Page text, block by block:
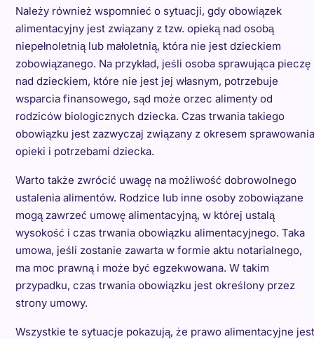
Należy również wspomnieć o sytuacji, gdy obowiązek
alimentacyjny jest związany z tzw. opieką nad osobą
niepełnoletnią lub małoletnią, która nie jest dzieckiem
zobowiązanego. Na przykład, jeśli osoba sprawująca pieczę
nad dzieckiem, które nie jest jej własnym, potrzebuje
wsparcia finansowego, sąd może orzec alimenty od
rodziców biologicznych dziecka. Czas trwania takiego
obowiązku jest zazwyczaj związany z okresem sprawowania
opieki i potrzebami dziecka.
Warto także zwrócić uwagę na możliwość dobrowolnego
ustalenia alimentów. Rodzice lub inne osoby zobowiązane
mogą zawrzeć umowę alimentacyjną, w której ustalą
wysokość i czas trwania obowiązku alimentacyjnego. Taka
umowa, jeśli zostanie zawarta w formie aktu notarialnego,
ma moc prawną i może być egzekwowana. W takim
przypadku, czas trwania obowiązku jest określony przez
strony umowy.
Wszystkie te sytuacje pokazują, że prawo alimentacyjne jest